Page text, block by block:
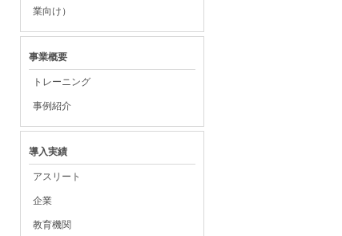
業向け）
事業概要
トレーニング
事例紹介
導入実績
アスリート
企業
教育機関